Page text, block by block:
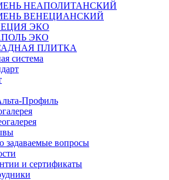
НЕАПОЛИТАНСКИЙ
ВЕНЕЦИАНСКИЙ
ЭКО
ЭКО
ПЛИТКА
система
Профиль
задаваемые вопросы
и сертификаты